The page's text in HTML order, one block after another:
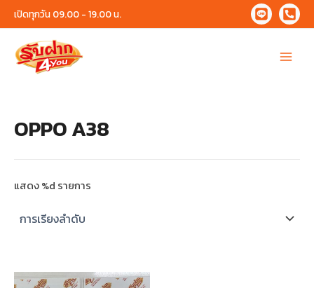
Skip
to
content
เปิดทุกวัน 09.00 - 19.00 น.
Main
OPPO A38
แสดง %d รายการ